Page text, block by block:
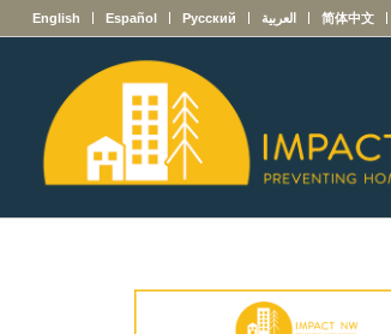
English Español Русский العربية 简体中文